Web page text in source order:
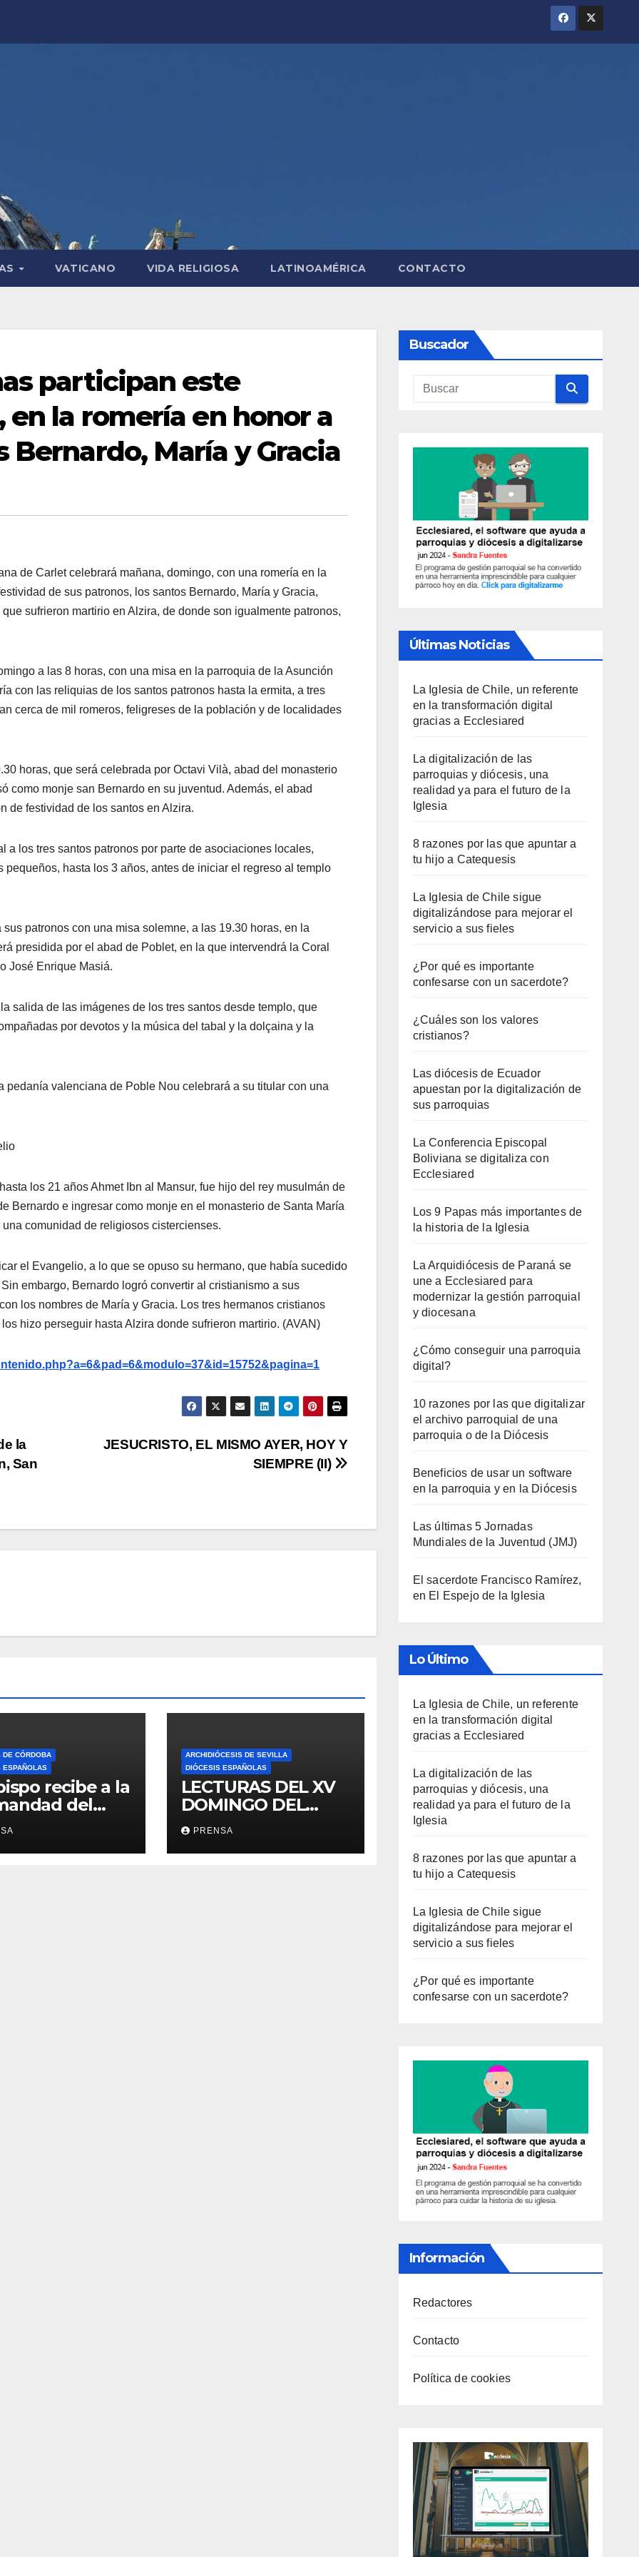
VATICANO VIDA RELIGIOSA LATINOAMÉRICA CONTACTO
participan este
la romería en honor a
Bernardo, María y Gracia
de Carlet celebrará mañana, domingo, con una romería en la
de sus patronos, los santos Bernardo, María y Gracia,
sufrieron martirio en Alzira, de donde son igualmente patronos,
a las 8 horas, con una misa en la parroquia de la Asunción
con las reliquias de los santos patronos hasta la ermita, a tres
cerca de mil romeros, feligreses de la población y de localidades
horas, que será celebrada por Octavi Vilà, abad del monasterio
como monje san Bernardo en su juventud. Además, el abad
de festividad de los santos en Alzira.
a los tres santos patronos por parte de asociaciones locales,
hasta los 3 años, antes de iniciar el regreso al templo
patronos con una misa solemne, a las 19.30 horas, en la
presidida por el abad de Poblet, en la que intervendrá la Coral
José Enrique Masiá.
salida de las imágenes de los tres santos desde templo, que
por devotos y la música del tabal y la dolçaina y la
valenciana de Poble Nou celebrará a su titular con una
los 21 años Ahmet Ibn al Mansur, fue hijo del rey musulmán de
Bernardo e ingresar como monje en el monasterio de Santa María
comunidad de religiosos cistercienses.
el Evangelio, a lo que se opuso su hermano, que había sucedido
embargo, Bernardo logró convertir al cristianismo a sus
los nombres de María y Gracia. Los tres hermanos cristianos
hizo perseguir hasta Alzira donde sufrieron martirio. (AVAN)
JESUCRISTO, EL MISMO AYER, HOY Y
SIEMPRE (II)
la
San
DE CÓRDOBA
ESPAÑOLAS
recibe a la
del
ARCHIDIÓCESIS DE SEVILLA
DIÓCESIS ESPAÑOLAS
LECTURAS DEL XV
DOMINGO DEL
TIEMPO
ORDINARIO (A)
PRENSA
Buscador
Últimas Noticias
La Iglesia de Chile, un referente
en la transformación digital
gracias a Ecclesiared
La digitalización de las
parroquias y diócesis, una
realidad ya para el futuro de la
Iglesia
8 razones por las que apuntar a
tu hijo a Catequesis
La Iglesia de Chile sigue
digitalizándose para mejorar el
servicio a sus fieles
¿Por qué es importante
confesarse con un sacerdote?
¿Cuáles son los valores
cristianos?
Las diócesis de Ecuador
apuestan por la digitalización de
sus parroquias
La Conferencia Episcopal
Boliviana se digitaliza con
Ecclesiared
Los 9 Papas más importantes de
la historia de la Iglesia
La Arquidiócesis de Paraná se
une a Ecclesiared para
modernizar la gestión parroquial
y diocesana
¿Cómo conseguir una parroquia
digital?
10 razones por las que digitalizar
el archivo parroquial de una
parroquia o de la Diócesis
Beneficios de usar un software
en la parroquia y en la Diócesis
Las últimas 5 Jornadas
Mundiales de la Juventud (JMJ)
El sacerdote Francisco Ramírez,
en El Espejo de la Iglesia
Lo Último
La Iglesia de Chile, un referente
en la transformación digital
gracias a Ecclesiared
La digitalización de las
parroquias y diócesis, una
realidad ya para el futuro de la
Iglesia
8 razones por las que apuntar a
tu hijo a Catequesis
La Iglesia de Chile sigue
digitalizándose para mejorar el
servicio a sus fieles
¿Por qué es importante
confesarse con un sacerdote?
Información
Redactores
Contacto
Política de cookies